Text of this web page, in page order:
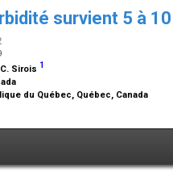
survient 5 à
Sirois 1
du Québec, Québec, Canada